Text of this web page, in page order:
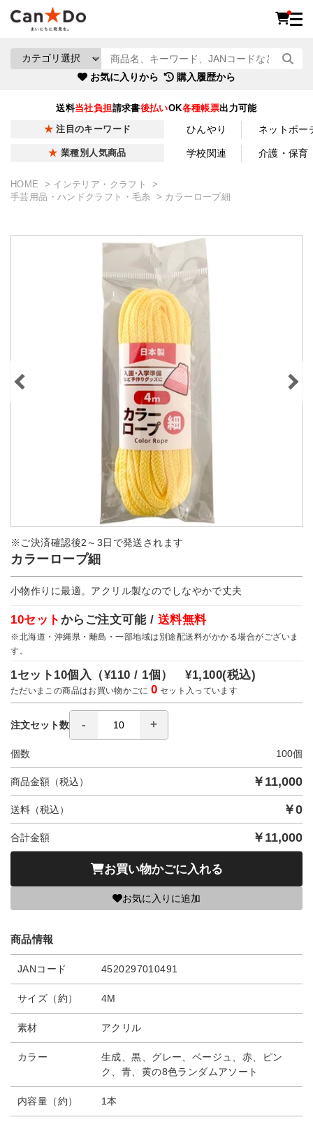
お気に入りから 購入履歴から
送料当社負担請求書後払いOK各種帳票出力可能
注目のキーワード ひんやり ネットポー
業種別人気商品 学校関連 介護・保育
HOME
インテリア・クラフト
手芸用品・ハンドクラフト・毛糸
カラーロープ細
※ご決済確認後2～3日で発送されます
カラーロープ細
小物作りに最適。アクリル製なのでしなやかで丈夫
10セット からご注文可能 / 送料無料
※北海道・沖縄県・離島・一部地域は別途配送料がかかる場合がございま
す。
1セット10個入（¥110 / 1個）¥1,100(税込)
ただいまこの商品はお買い物かごに0 セット入っています
注文セット数
個数 100個
商品金額（税込） ￥ 11,000
送料（税込） ￥0
合計金額 ￥ 11,000
お買い物かごに入れる
お気に入りに追加
商品情報
JANコード 4520297010491
サイズ（約） 4M
素材 アクリル
カラー
生成、黒、グレー、ベージュ、赤、ピン
ク、青、黄の8色ランダムアソート
内容量（約） 1本